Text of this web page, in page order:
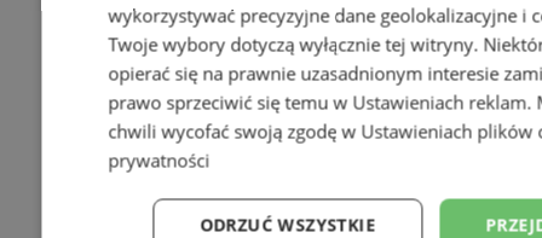
wykorzystywać precyzyjne dane geolokalizacyjne i
Twoje wybory dotyczą wyłącznie tej witryny.
opierać się na prawnie uzasadnionym interesie
prawo sprzeciwić się temu w Ustawieniach reklam.
chwili wycofać swoją zgodę w Ustawieniach plików
prywatności
ODRZUĆ WSZYSTKIE